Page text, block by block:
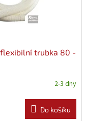
flexibilní trubka 80 -
2-3 dny
Do košíku